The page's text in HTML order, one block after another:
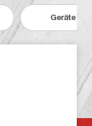
Geräte